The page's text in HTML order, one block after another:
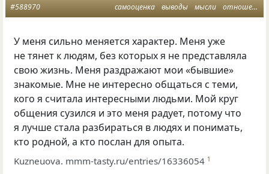
самооценка выводы мысли отношение к людям
#588970
У меня сильно меняется характер. Меня уже
не тянет к людям, без которых я не представляла
свою жизнь. Меня раздражают мои «бывшие»
знакомые. Мне не интересно общаться с теми,
кого я считала интересными людьми. Мой круг
общения сузился и это меня радует, потому что
я лучше стала разбираться в людях и понимать,
кто родной, а кто послан для опыта.
Kuzneuova. mmm-tasty.ru/entries/16336054 1